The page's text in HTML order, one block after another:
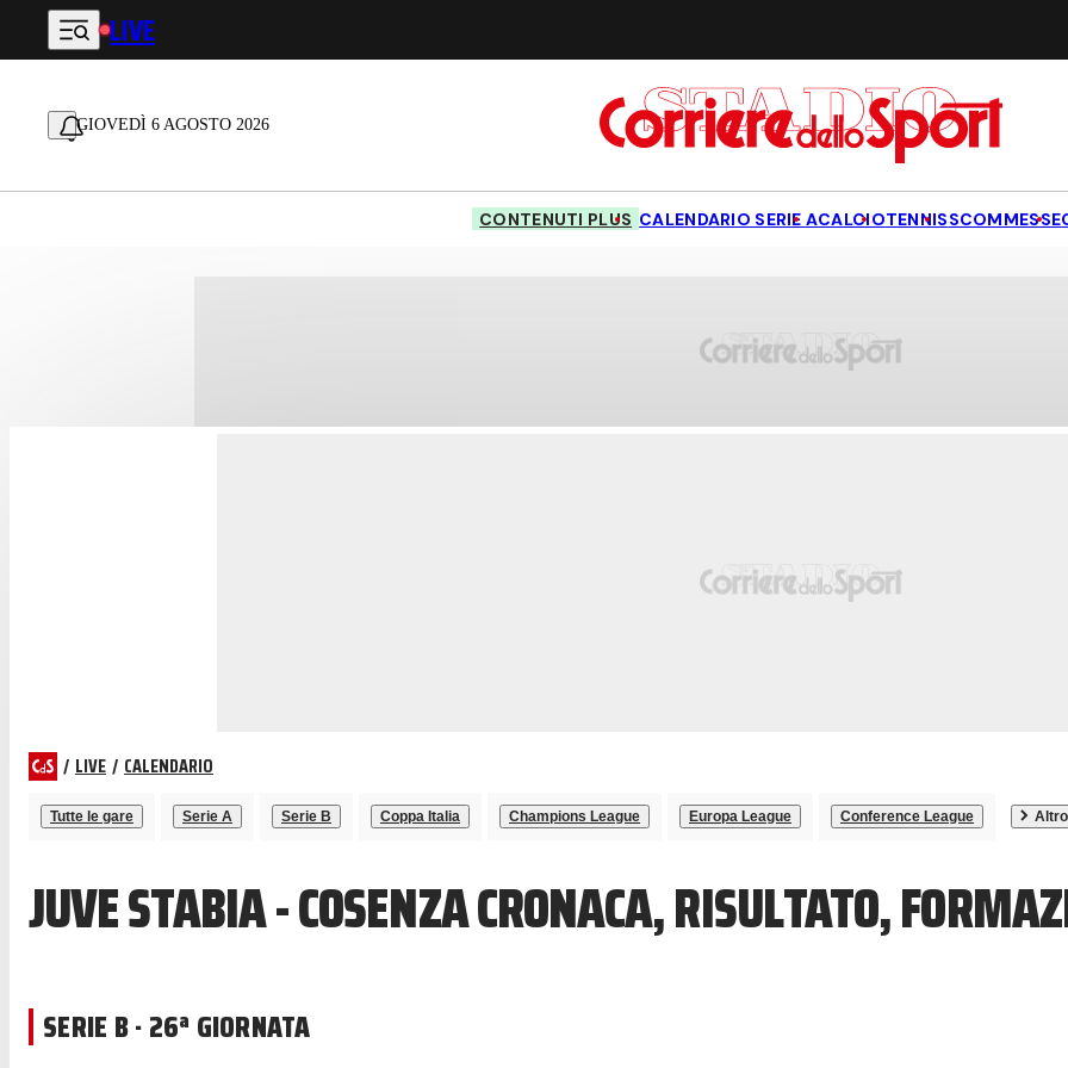
Vai al contenuto principale
LIVE
GIOVEDÌ 6 AGOSTO 2026
CONTENUTI PLUS CALENDARIO SERIE ACALCIOTENNISSCOMMESSE
/ LIVE / CALENDARIO
Tutte le gare Serie A Serie B Coppa Italia Champions League Europa League Conference League Altro
JUVE STABIA - COSENZA CRONACA, RISULTATO,
SERIE B · 26ª GIORNATA